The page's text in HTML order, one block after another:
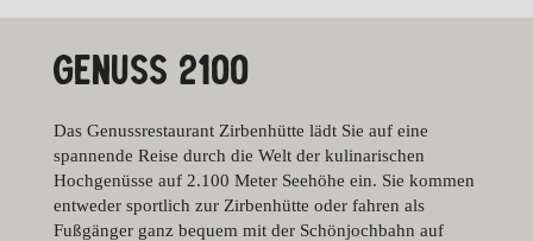
GENUSS 2100
Das Genussrestaurant Zirbenhütte lädt Sie auf eine
spannende Reise durch die Welt der kulinarischen
Hochgenüsse auf 2.100 Meter Seehöhe ein. Sie kommen
entweder sportlich zur Zirbenhütte oder fahren als
Fußgänger ganz bequem mit der Schönjochbahn auf